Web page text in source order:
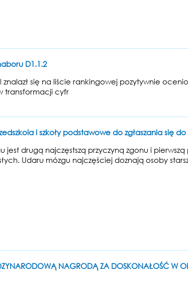
D1.1.2
znalazł się na liście rankingowej pozytywnie
transformacji cyfr
i szkoły podstawowe do zgłaszania się
jest drugą najczęstszą przyczyną zgonu i
Udaru mózgu najczęściej doznają osoby
NAGRODĄ ZA DOSKONAŁOŚĆ W